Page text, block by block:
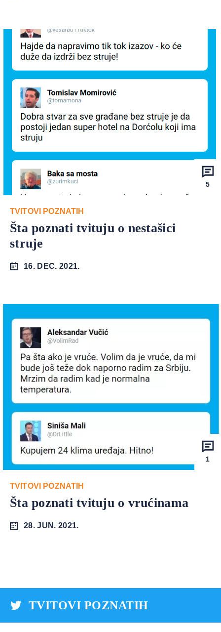
5
TVITOVI POZNATIH
Šta poznati tvituju o nestašici
struje
16. DEC. 2021.
1
TVITOVI POZNATIH
Šta poznati tvituju o vrućinama
28. JUN. 2021.
TVITOVI POZNATIH